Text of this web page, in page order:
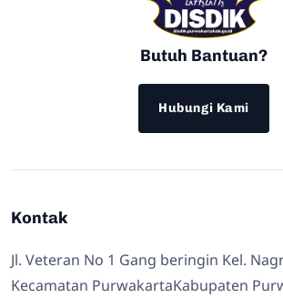
Butuh Bantuan?
Hubungi Kami
Kontak
Jl. Veteran No 1 Gang beringin Kel.
Kecamatan PurwakartaKabupaten